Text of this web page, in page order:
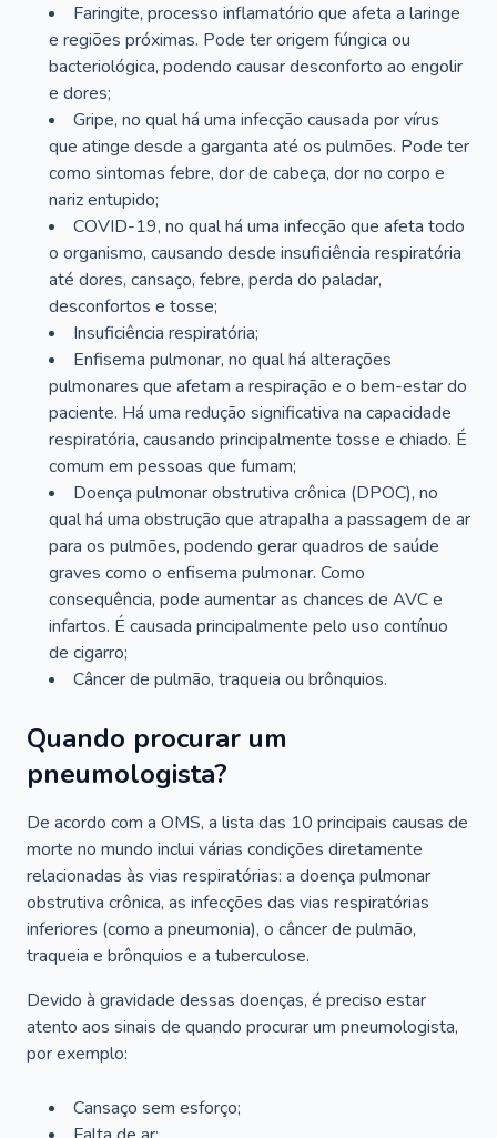
Faringite, processo inflamatório que afeta a laringe
e regiões próximas. Pode ter origem fúngica ou
bacteriológica, podendo causar desconforto ao engolir
e dores;
Gripe, no qual há uma infecção causada por vírus
que atinge desde a garganta até os pulmões. Pode ter
como sintomas febre, dor de cabeça, dor no corpo e
nariz entupido;
COVID-19, no qual há uma infecção que afeta todo
o organismo, causando desde insuficiência respiratória
até dores, cansaço, febre, perda do paladar,
desconfortos e tosse;
Insuficiência respiratória;
Enfisema pulmonar, no qual há alterações
pulmonares que afetam a respiração e o bem-estar do
paciente. Há uma redução significativa na capacidade
respiratória, causando principalmente tosse e chiado. É
comum em pessoas que fumam;
Doença pulmonar obstrutiva crônica (DPOC), no
qual há uma obstrução que atrapalha a passagem de ar
para os pulmões, podendo gerar quadros de saúde
graves como o enfisema pulmonar. Como
consequência, pode aumentar as chances de AVC e
infartos. É causada principalmente pelo uso contínuo
de cigarro;
Câncer de pulmão, traqueia ou brônquios.
Quando procurar um
pneumologista?
De acordo com a OMS, a lista das 10 principais causas de
morte no mundo inclui várias condições diretamente
relacionadas às vias respiratórias: a doença pulmonar
obstrutiva crônica, as infecções das vias respiratórias
inferiores (como a pneumonia), o câncer de pulmão,
traqueia e brônquios e a tuberculose.
Devido à gravidade dessas doenças, é preciso estar
atento aos sinais de quando procurar um pneumologista,
por exemplo:
Cansaço sem esforço;